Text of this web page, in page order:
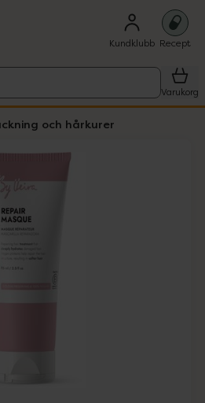
Kundklubb Recept
Varukorg
och hårkurer
2 objekt.